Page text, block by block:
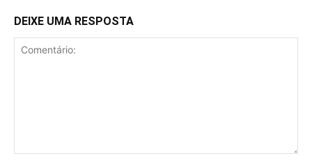
DEIXE UMA RESPOSTA